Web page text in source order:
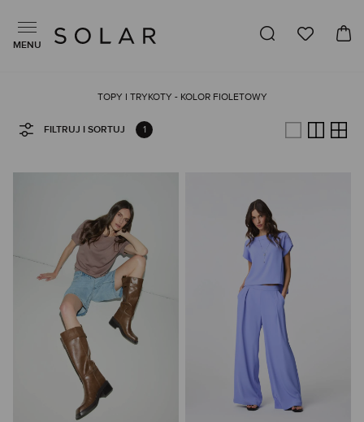
MENU
TOPY I TRYKOTY - KOLOR FIOLETOWY
FILTRUJ I SORTUJ 1